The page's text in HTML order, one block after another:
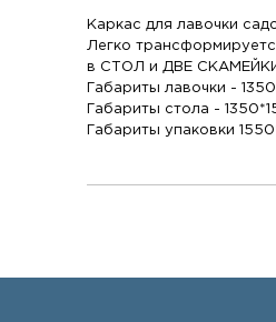
Каркас для лавочки
Легко
в СТОЛ и ДВЕ
Габариты лавочки -
Габариты стола -
Габариты упаковки